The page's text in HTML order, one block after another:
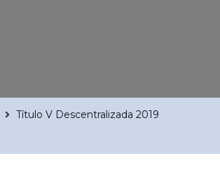
Título V Descentralizada 2019